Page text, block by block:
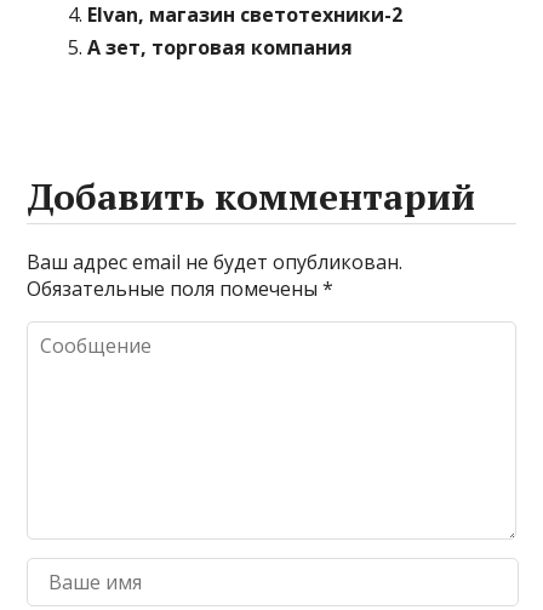
Elvan, магазин светотехники-2
А зет, торговая компания
Добавить комментарий
Ваш адрес email не будет опубликован.
Обязательные поля помечены*